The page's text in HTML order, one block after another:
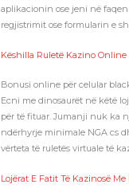
aplikacionin ose jeni në
regjistrimit ose formularin e
Këshilla Ruletë Kazino Online
Bonusi online për celular
Ecni me dinosaurët në këtë
për të fituar. Jumanji nuk ka
ndërhyrje minimale NGA cs
vërteta të ruletës virtuale të
Lojërat E Fatit Të Kazinosë Me